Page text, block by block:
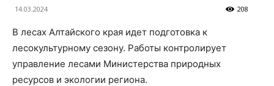
14.03.2024 208
В лесах Алтайского края идет подготовка к
лесокультурному сезону. Работы контролирует
управление лесами Министерства природных
ресурсов и экологии региона.